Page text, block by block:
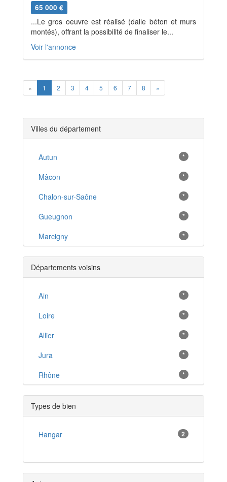
65 000 €
...Le gros oeuvre est réalisé (dalle béton et murs
montés), offrant la possibilité de finaliser le...
Voir l'annonce
« Previous
1 2 3 4 5 6 7 8 »
Villes du département
Autun *
Mâcon *
Chalon-sur-Saône *
Gueugnon *
Marcigny *
Cluny *
Tournus *
Louhans *
Chauffailles *
Épinac *
Digoin *
Issy-l'Évêque *
Cussy-en-Morvan *
Iguerande *
Paray-le-Monial *
Pierre-de-Bresse *
Départements voisins
Ain *
Loire *
Allier *
Jura *
Rhône *
Types de bien
Hangar 2